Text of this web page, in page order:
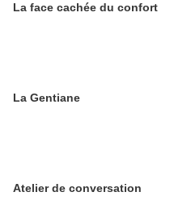
La face cachée du confort
La Gentiane
Atelier de conversation